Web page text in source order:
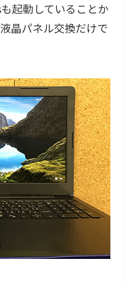
起動していることか
晶パネル交換だけで